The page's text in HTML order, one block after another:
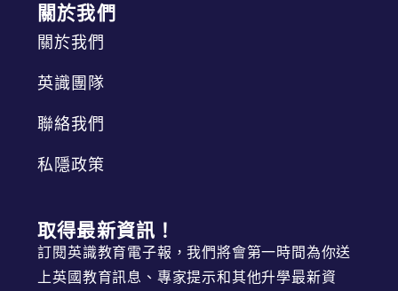
關於我們
關於我們
英識團隊
聯絡我們
私隱政策
取得最新資訊！
訂閱英識教育電子報，我們將會第一時間為你送
上英國教育訊息、專家提示和其他升學最新資